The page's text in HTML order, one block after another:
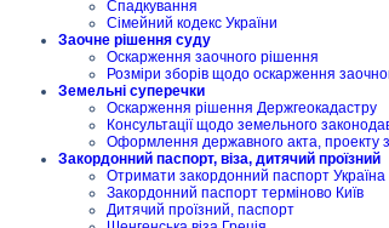
Спадкування
Сімейний кодекс України
Заочне рішення суду
Оскарження заочного рішення
Розміри зборів щодо оскарження
Земельні суперечки
Оскарження рішення Держгеокадастру
Консультації щодо земельного
Оформлення державного акта, проекту
Закордонний паспорт, віза, дитячий проїзний
Отримати закордонний паспорт Україна
Закордонний паспорт терміново Київ
Дитячий проїзний, паспорт